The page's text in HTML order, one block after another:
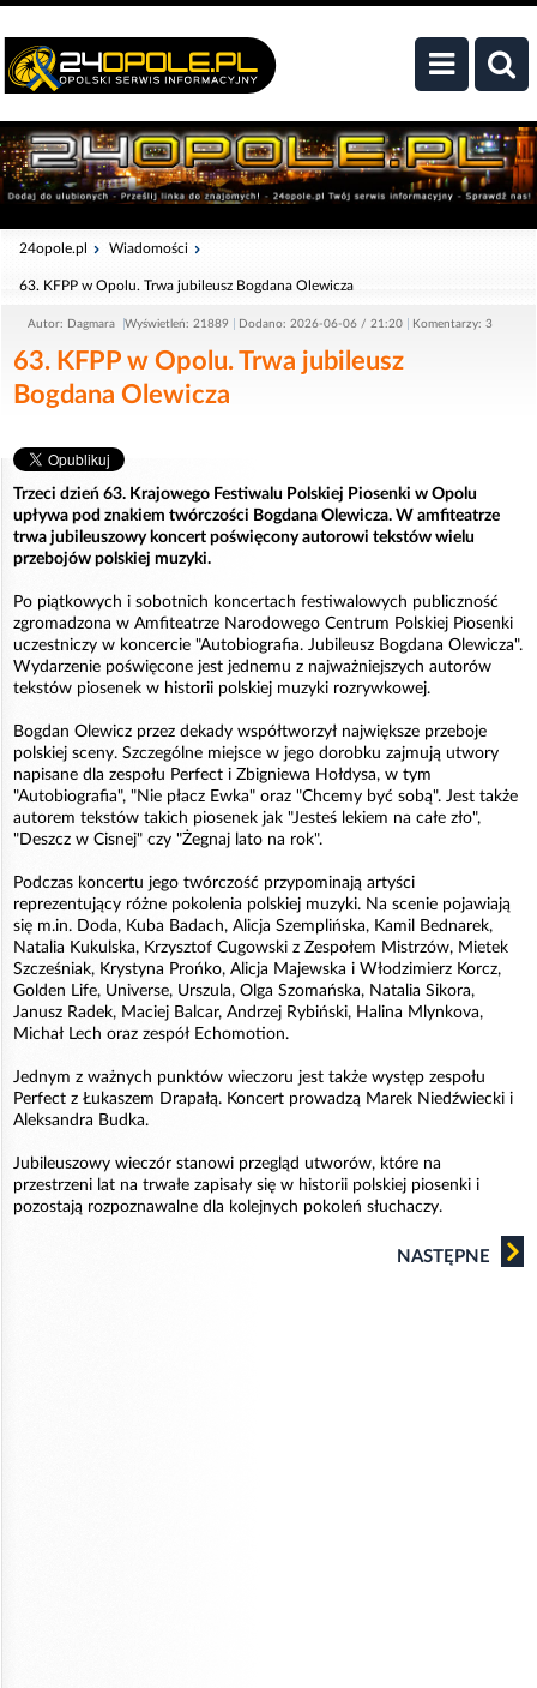
24opole.pl Wiadomości
63. KFPP w Opolu. Trwa jubileusz Bogdana Olewicza
Autor: Dagmara Wyświetleń: 21889 Dodano: 2026-06-06 / 21:20 Komentarzy: 3
63. KFPP w Opolu. Trwa jubileusz
Bogdana Olewicza
Trzeci dzień 63. Krajowego Festiwalu Polskiej Piosenki w Opolu
upływa pod znakiem twórczości Bogdana Olewicza. W amfiteatrze
trwa jubileuszowy koncert poświęcony autorowi tekstów wielu
przebojów polskiej muzyki.
Po piątkowych i sobotnich koncertach festiwalowych publiczność
zgromadzona w Amfiteatrze Narodowego Centrum Polskiej Piosenki
uczestniczy w koncercie "Autobiografia. Jubileusz Bogdana Olewicza".
Wydarzenie poświęcone jest jednemu z najważniejszych autorów
tekstów piosenek w historii polskiej muzyki rozrywkowej.
Bogdan Olewicz przez dekady współtworzył największe przeboje
polskiej sceny. Szczególne miejsce w jego dorobku zajmują utwory
napisane dla zespołu Perfect i Zbigniewa Hołdysa, w tym
"Autobiografia", "Nie płacz Ewka" oraz "Chcemy być sobą". Jest także
autorem tekstów takich piosenek jak "Jesteś lekiem na całe zło",
"Deszcz w Cisnej" czy "Żegnaj lato na rok".
Podczas koncertu jego twórczość przypominają artyści
reprezentujący różne pokolenia polskiej muzyki. Na scenie pojawiają
się m.in. Doda, Kuba Badach, Alicja Szemplińska, Kamil Bednarek,
Natalia Kukulska, Krzysztof Cugowski z Zespołem Mistrzów, Mietek
Szcześniak, Krystyna Prońko, Alicja Majewska i Włodzimierz Korcz,
Golden Life, Universe, Urszula, Olga Szomańska, Natalia Sikora,
Janusz Radek, Maciej Balcar, Andrzej Rybiński, Halina Mlynkova,
Michał Lech oraz zespół Echomotion.
Jednym z ważnych punktów wieczoru jest także występ zespołu
Perfect z Łukaszem Drapałą. Koncert prowadzą Marek Niedźwiecki i
Aleksandra Budka.
Jubileuszowy wieczór stanowi przegląd utworów, które na
przestrzeni lat na trwałe zapisały się w historii polskiej piosenki i
pozostają rozpoznawalne dla kolejnych pokoleń słuchaczy.
NASTĘPNE